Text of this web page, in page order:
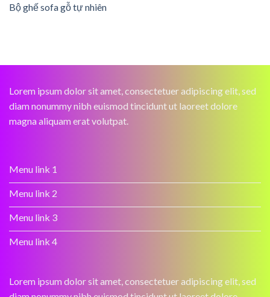
Bộ ghế sofa gỗ tự nhiên
Lorem ipsum dolor sit amet, consectetuer adipiscing elit, sed
diam nonummy nibh euismod tincidunt ut laoreet dolore
magna aliquam erat volutpat.
Menu link 1
Menu link 2
Menu link 3
Menu link 4
Lorem ipsum dolor sit amet, consectetuer adipiscing elit, sed